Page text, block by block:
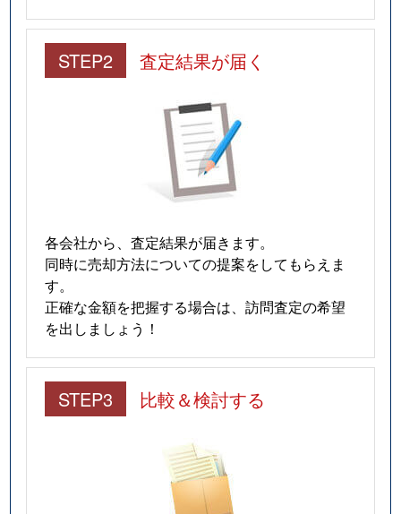
STEP2 査定結果が届く
各会社から、査定結果が届きます。
同時に売却方法についての提案をしてもらえま
す。
正確な金額を把握する場合は、訪問査定の希望
を出しましょう！
STEP3 比較＆検討する